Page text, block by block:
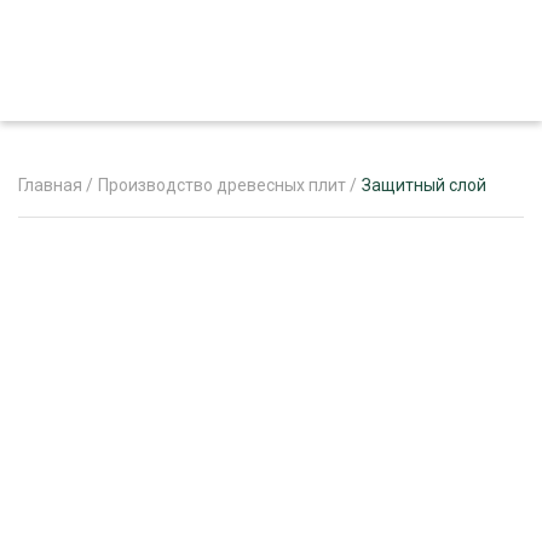
Главная / Производство древесных плит / Защитный слой